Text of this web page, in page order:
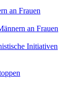
an Frauen
an Frauen
Initiativen